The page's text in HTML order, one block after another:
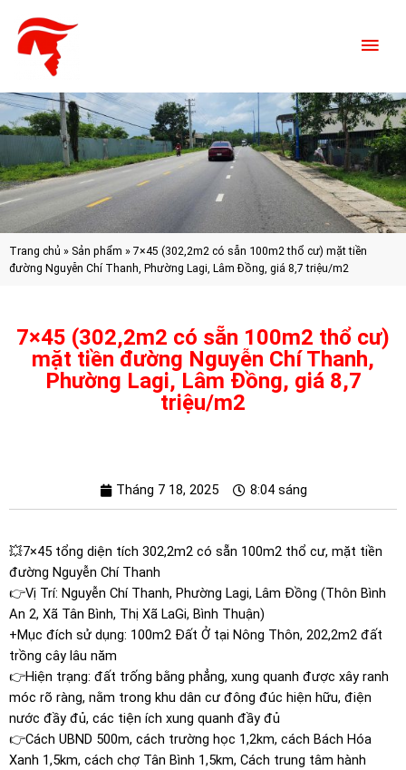
Trang chủ » Sản phẩm » 7×45 (302,2m2 có sẵn 100m2 thổ cư) mặt tiền
đường Nguyễn Chí Thanh, Phường Lagi, Lâm Đồng, giá 8,7 triệu/m2
7×45 (302,2m2 có sẵn 100m2 thổ cư)
mặt tiền đường Nguyễn Chí Thanh,
Phường Lagi, Lâm Đồng, giá 8,7
triệu/m2
Tháng 7 18, 2025 8:04 sáng
💥7×45 tổng diện tích 302,2m2 có sẵn 100m2 thổ cư, mặt tiền
đường Nguyễn Chí Thanh
👉Vị Trí: Nguyễn Chí Thanh, Phường Lagi, Lâm Đồng (Thôn Bình
An 2, Xã Tân Bình, Thị Xã LaGi, Bình Thuận)
+Mục đích sử dụng: 100m2 Đất Ở tại Nông Thôn, 202,2m2 đất
trồng cây lâu năm
👉Hiện trạng: đất trống bằng phẳng, xung quanh được xây ranh
móc rõ ràng, nằm trong khu dân cư đông đúc hiện hữu, điện
nước đầy đủ, các tiện ích xung quanh đầy đủ
👉Cách UBND 500m, cách trường học 1,2km, cách Bách Hóa
Xanh 1,5km, cách chợ Tân Bình 1,5km, Cách trung tâm hành